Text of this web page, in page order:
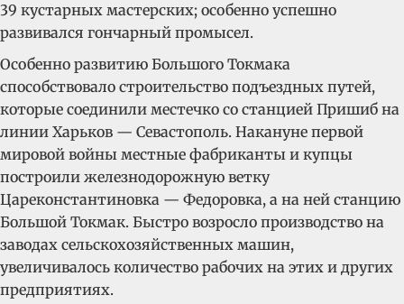
39 кустарных мастерских; особенно успешно
развивался гончарный промысел.
Особенно развитию Большого Токмака
способствовало строительство подъездных путей,
которые соединили местечко со станцией Пришиб на
линии Харьков — Севастополь. Накануне первой
мировой войны местные фабриканты и купцы
построили железнодорожную ветку
Цареконстантиновка — Федоровка, а на ней станцию
Большой Токмак. Быстро возросло производство на
заводах сельскохозяйственных машин,
увеличивалось количество рабочих на этих и других
предприятиях.